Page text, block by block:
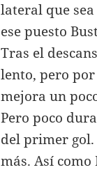
lateral que
ese puesto
Tras el
lento, pero por
mejora un
Pero poco
del primer
más. Así